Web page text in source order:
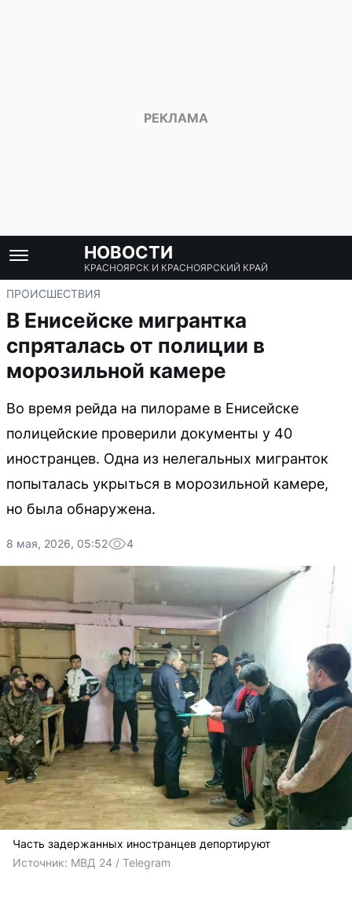
НОВОСТИ
КРАСНОЯРСК И КРАСНОЯРСКИЙ КРАЙ
ПРОИСШЕСТВИЯ
В Енисейске мигрантка
спряталась от полиции в
морозильной камере
Во время рейда на пилораме в Енисейске
полицейские проверили документы у 40
иностранцев. Одна из нелегальных мигранток
попыталась укрыться в морозильной камере,
но была обнаружена.
8 мая, 2026, 05:52 4
Часть задержанных иностранцев депортируют
Источник: МВД 24 / Telegram